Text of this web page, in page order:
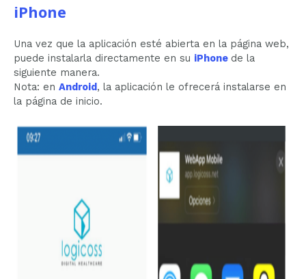
iPhone
Una vez que la aplicación esté abierta en la página web,
puede instalarla directamente en su iPhone de la
siguiente manera.
Nota: en Android, la aplicación le ofrecerá instalarse en
la página de inicio.